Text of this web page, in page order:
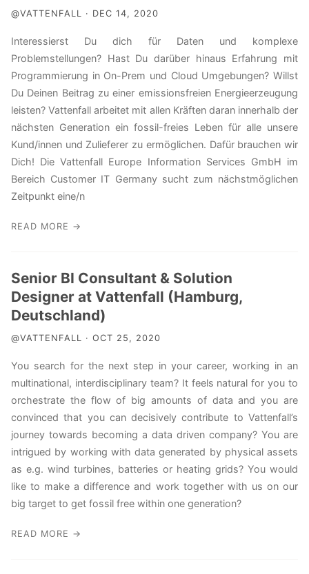
@VATTENFALL · DEC 14, 2020
Interessierst Du dich für Daten und komplexe
Problemstellungen? Hast Du darüber hinaus Erfahrung mit
Programmierung in On-Prem und Cloud Umgebungen? Willst
Du Deinen Beitrag zu einer emissionsfreien Energieerzeugung
leisten? Vattenfall arbeitet mit allen Kräften daran innerhalb der
nächsten Generation ein fossil-freies Leben für alle unsere
Kund/innen und Zulieferer zu ermöglichen. Dafür brauchen wir
Dich! Die Vattenfall Europe Information Services GmbH im
Bereich Customer IT Germany sucht zum nächstmöglichen
Zeitpunkt eine/n
READ MORE →
Senior BI Consultant & Solution
Designer at Vattenfall (Hamburg,
Deutschland)
@VATTENFALL · OCT 25, 2020
You search for the next step in your career, working in an
multinational, interdisciplinary team? It feels natural for you to
orchestrate the flow of big amounts of data and you are
convinced that you can decisively contribute to Vattenfall’s
journey towards becoming a data driven company? You are
intrigued by working with data generated by physical assets
as e.g. wind turbines, batteries or heating grids? You would
like to make a difference and work together with us on our
big target to get fossil free within one generation?
READ MORE →